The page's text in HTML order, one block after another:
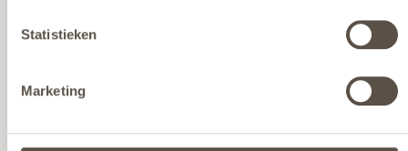
Statistieken
Marketing
MOGELIJKHEDEN IN ELKE VORM
moderne uitstraling. Polyester wordt afgewerkt met
een duurzame gelcoat die het materiaal diep